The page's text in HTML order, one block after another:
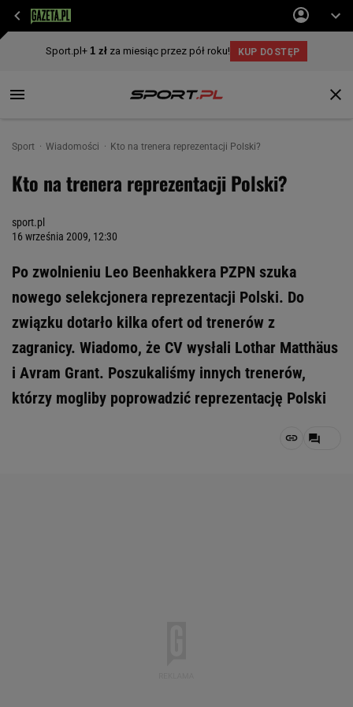
Sport Wiadomości Kto na trenera reprezentacji Polski?
Kto na trenera reprezentacji Polski?
sport.pl
16 września 2009, 12:30
Po zwolnieniu Leo Beenhakkera PZPN szuka
nowego selekcjonera reprezentacji Polski. Do
związku dotarło kilka ofert od trenerów z
zagranicy. Wiadomo, że CV wysłali Lothar Matthäus
i Avram Grant. Poszukaliśmy innych trenerów,
którzy mogliby poprowadzić reprezentację Polski